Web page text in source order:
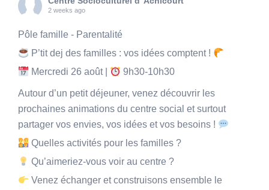
2 weeks ago
Pôle famille - Parentalité
P’tit dej des familles : vos idées comptent !
Mercredi 26 août |
9h30-10h30
Autour d’un petit déjeuner, venez découvrir les
prochaines animations du centre social et surtout
partager vos envies, vos idées et vos besoins !
Quelles activités pour les familles ?
Qu’aimeriez-vous voir au centre ?
Venez échanger et construisons ensemble le